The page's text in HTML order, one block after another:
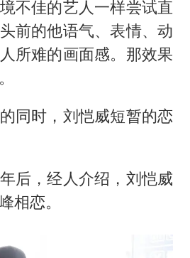
不佳的艺人一样尝试直
前的他语气、表情、动
所难的画面感。那效果
同时，刘恺威短暂的恋
后，经人介绍，刘恺威
相恋。